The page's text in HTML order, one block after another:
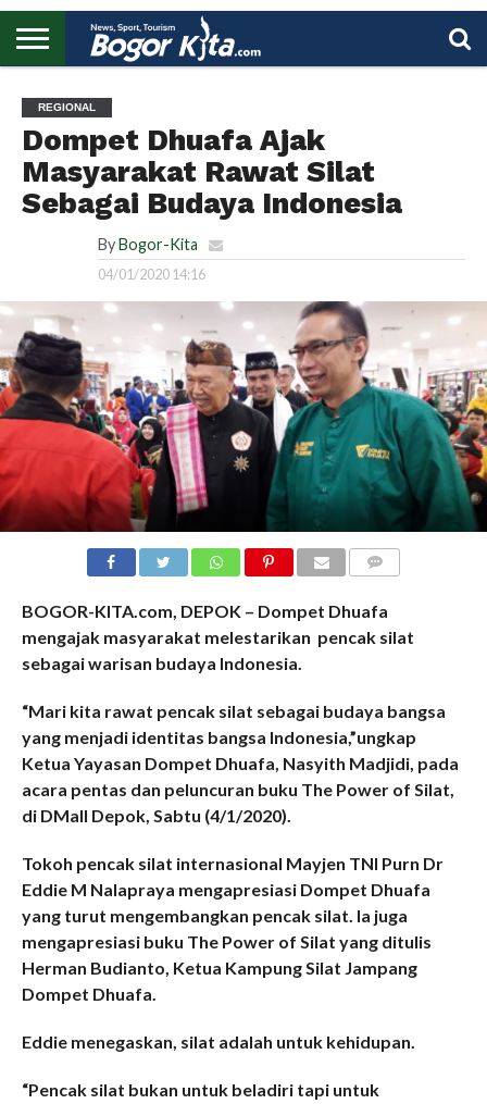
UTAMA
REGIONAL
Dompet Dhuafa Ajak
Masyarakat Rawat Silat
Sebagai Budaya Indonesia
By Bogor-Kita
04/01/2020 14:16
BOGOR-KITA.com, DEPOK – Dompet Dhuafa
mengajak masyarakat melestarikan pencak silat
sebagai warisan budaya Indonesia.
“Mari kita rawat pencak silat sebagai budaya bangsa
yang menjadi identitas bangsa Indonesia,”ungkap
Ketua Yayasan Dompet Dhuafa, Nasyith Madjidi, pada
acara pentas dan peluncuran buku The Power of Silat,
di DMall Depok, Sabtu (4/1/2020).
Tokoh pencak silat internasional Mayjen TNI Purn Dr
Eddie M Nalapraya mengapresiasi Dompet Dhuafa
yang turut mengembangkan pencak silat. Ia juga
mengapresiasi buku The Power of Silat yang ditulis
Herman Budianto, Ketua Kampung Silat Jampang
Dompet Dhuafa.
Eddie menegaskan, silat adalah untuk kehidupan.
“Pencak silat bukan untuk beladiri tapi untuk